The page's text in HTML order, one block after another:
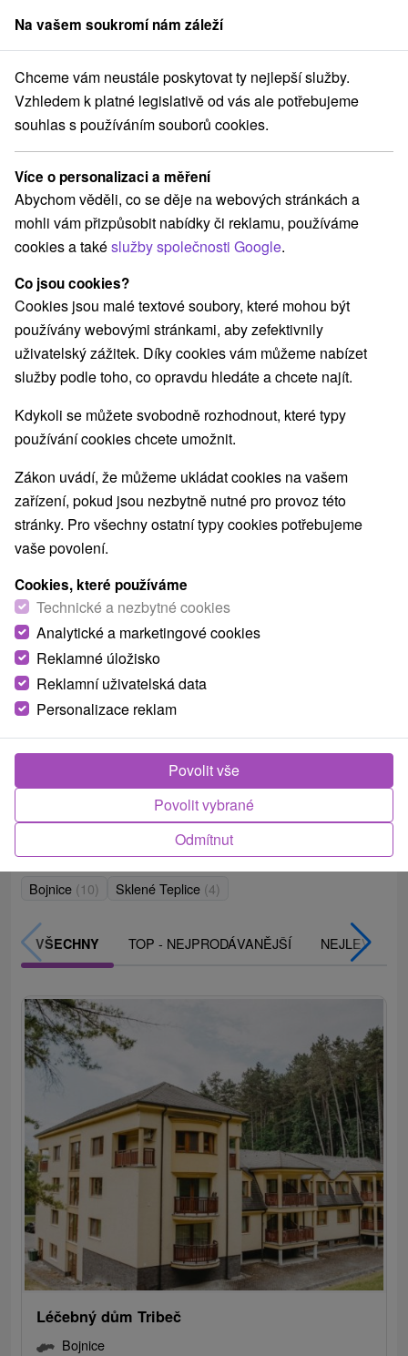
člen skupinySorger
Hotely na Slovensku Vtáčnik
Hotely Vtáčnik
Kategorie
Všechny kategorie
Hotely na Slovensku (18)
Hotely s bazénem(5) Wellness hotely na Slovensku
Hotely na Slovensku pro rodiny s dětmi
Hotely s termálním bazénem(3)
Vyberte lokalitu nebo termín
Nejprodávanější
1.
Hotel Termál★★★
Wellness Hotel Termál *** ve Vyhniach je situován
v malebném horském prostředí Štiavnických
vrchů,...
Obce a města
Bojnice (10) Sklené Teplice (4)
VŠECHNY TOP - NEJPRODÁVANĚJŠÍ NEJLEVNĚJŠÍ
Léčebný dům Tribeč
Bojnice
Na vašem soukromí nám záleží
Chceme vám neustále poskytovat ty nejlepší služby.
Vzhledem k platné legislativě od vás ale potřebujeme
souhlas s používáním souborů cookies.
Více o personalizaci a měření
Abychom věděli, co se děje na webových stránkách a
mohli vám přizpůsobit nabídky či reklamu, používáme
cookies a takéslužby společnosti Google.
Co jsou cookies?
Cookies jsou malé textové soubory, které mohou být
používány webovými stránkami, aby zefektivnily
uživatelský zážitek. Díky cookies vám můžeme nabízet
služby podle toho, co opravdu hledáte a chcete najít.
Kdykoli se můžete svobodně rozhodnout, které typy
používání cookies chcete umožnit.
Zákon uvádí, že můžeme ukládat cookies na vašem
zařízení, pokud jsou nezbytně nutné pro provoz této
stránky. Pro všechny ostatní typy cookies potřebujeme
vaše povolení.
Cookies, které používáme
Technické a nezbytné cookies
Analytické a marketingové cookies
Reklamné úložisko
Reklamní uživatelská data
Personalizace reklam
Odmítnut
Povolit vybrané
Povolit vše